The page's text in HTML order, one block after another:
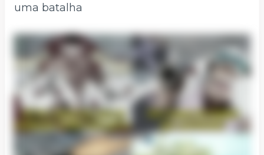
uma batalha